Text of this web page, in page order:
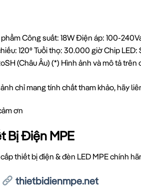
Công suất: 18W Điện áp: 100-
120⁰ Tuổi thọ: 30.000 giờ Chip
(Châu Âu) (*) Hình ảnh và mô tả
chỉ mang tính chất tham khảo, hãy
ơn
Bị Điện MPE
thiết bị điện & đèn LED MPE chính
thietbidienmpe.net